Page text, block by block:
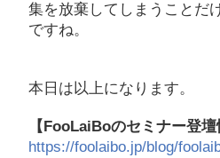
集を放棄してしまうことだ
ですね。
本日は以上になります。
【FooLaiBoのセミナー登壇
https://foolaibo.jp/blog/